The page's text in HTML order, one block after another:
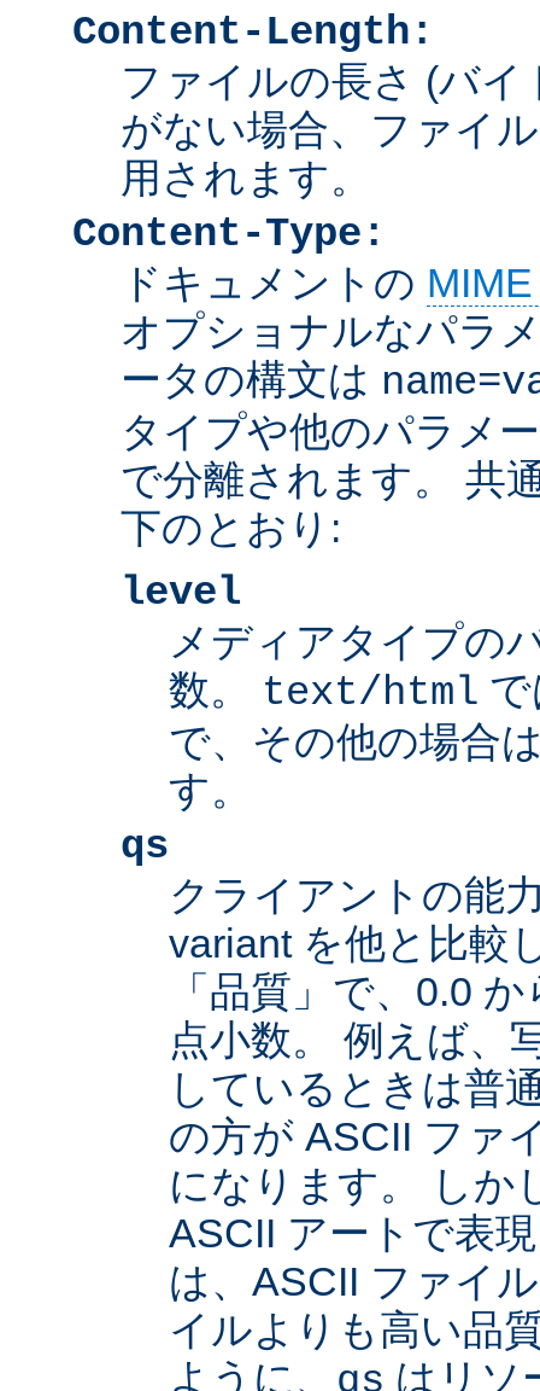
Content-Length:
ファイルの長さ (バ
がない場合、ファイ
用されます。
Content-Type:
ドキュメントの
オプショナルなパラ
ータの構文は
タイプや他のパラメ
で分離されます。 共
下のとおり:
level
メディアタイプの
数。 text/html
で、その他の場合
す。
qs
クライアントの能
variant を他と比較
「品質」で、0.0
点小数。 例えば、
しているときは普
の方が ASCII ファ
になります。 しか
ASCII アートで表
は、ASCII ファイ
イルよりも高い品
ように、 qs はリソ